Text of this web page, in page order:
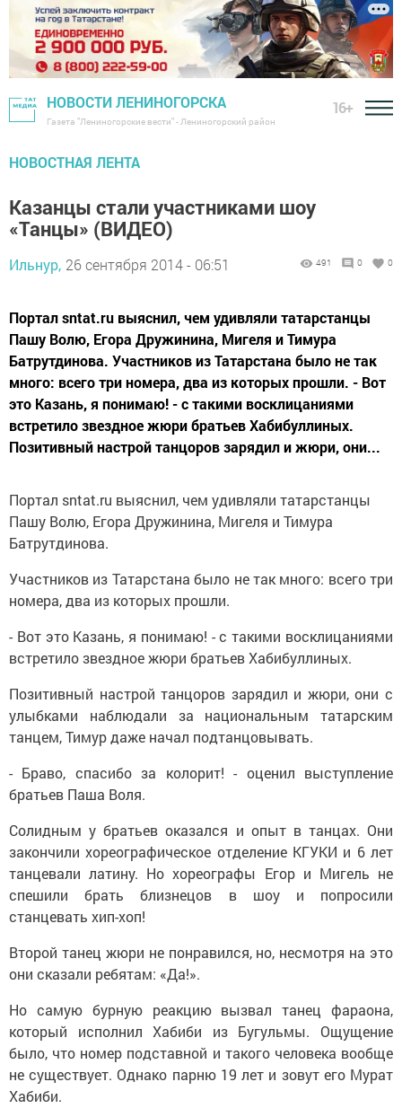
НОВОСТИ ЛЕНИНОГОРСКА
Газета "Лениногорские вести" - Лениногорский район
16+
НОВОСТНАЯ ЛЕНТА
Казанцы стали участниками шоу
«Танцы» (ВИДЕО)
Ильнур, 26 сентября 2014 - 06:51 491 0 0
Портал sntat.ru выяснил, чем удивляли татарстанцы
Пашу Волю, Егора Дружинина, Мигеля и Тимура
Батрутдинова. Участников из Татарстана было не так
много: всего три номера, два из которых прошли. - Вот
это Казань, я понимаю! - с такими восклицаниями
встретило звездное жюри братьев Хабибуллиных.
Позитивный настрой танцоров зарядил и жюри, они...
Портал sntat.ru выяснил, чем удивляли татарстанцы
Пашу Волю, Егора Дружинина, Мигеля и Тимура
Батрутдинова.
Участников из Татарстана было не так много: всего три
номера, два из которых прошли.
- Вот это Казань, я понимаю! - с такими восклицаниями
встретило звездное жюри братьев Хабибуллиных.
Позитивный настрой танцоров зарядил и жюри, они с
улыбками наблюдали за национальным татарским
танцем, Тимур даже начал подтанцовывать.
- Браво, спасибо за колорит! - оценил выступление
братьев Паша Воля.
Солидным у братьев оказался и опыт в танцах. Они
закончили хореографическое отделение КГУКИ и 6 лет
танцевали латину. Но хореографы Егор и Мигель не
спешили брать близнецов в шоу и попросили
станцевать хип-хоп!
Второй танец жюри не понравился, но, несмотря на это
они сказали ребятам: «Да!».
Но самую бурную реакцию вызвал танец фараона,
который исполнил Хабиби из Бугульмы. Ощущение
было, что номер подставной и такого человека вообще
не существует. Однако парню 19 лет и зовут его Мурат
Хабиби.